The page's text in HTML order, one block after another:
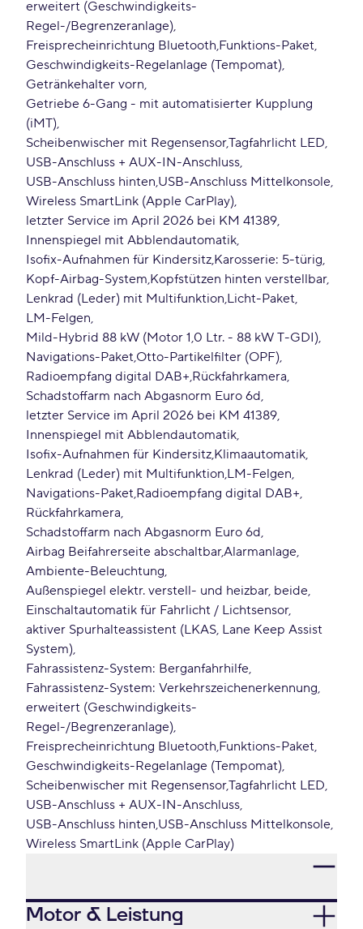
erweitert (Geschwindigkeits-
Regel-/Begrenzeranlage)
Freisprecheinrichtung Bluetooth Funktions-Paket
Geschwindigkeits-Regelanlage (Tempomat)
Getränkehalter vorn
Getriebe 6-Gang - mit automatisierter Kupplung
(iMT)
Scheibenwischer mit RegensensorTagfahrlicht LED
USB-Anschluss + AUX-IN-Anschluss
USB-Anschluss hinten USB-Anschluss Mittelkonsole
Wireless SmartLink (Apple CarPlay)
letzter Service im April 2026 bei KM 41389
Innenspiegel mit Abblendautomatik
Isofix-Aufnahmen für Kindersitz Karosserie: 5-türig
Kopf-Airbag-System Kopfstützen hinten verstellbar
Lenkrad (Leder) mit Multifunktion Licht-Paket
LM-Felgen
Mild-Hybrid 88 kW (Motor 1,0 Ltr. - 88 kW T-GDI)
Navigations-Paket Otto-Partikelfilter (OPF)
Radioempfang digital DAB+ Rückfahrkamera
Schadstoffarm nach Abgasnorm Euro 6d
letzter Service im April 2026 bei KM 41389
Innenspiegel mit Abblendautomatik
Isofix-Aufnahmen für Kindersitz Klimaautomatik
Lenkrad (Leder) mit Multifunktion LM-Felgen
Navigations-Paket Radioempfang digital DAB+
Rückfahrkamera
Schadstoffarm nach Abgasnorm Euro 6d
Airbag Beifahrerseite abschaltbarAlarmanlage
Ambiente-Beleuchtung
Außenspiegel elektr. verstell- und heizbar, beide
Einschaltautomatik für Fahrlicht / Lichtsensor
aktiver Spurhalteassistent (LKAS, Lane Keep Assist
System)
Fahrassistenz-System: Berganfahrhilfe
Fahrassistenz-System: Verkehrszeichenerkennung,
erweitert (Geschwindigkeits-
Regel-/Begrenzeranlage)
Freisprecheinrichtung Bluetooth Funktions-Paket
Geschwindigkeits-Regelanlage (Tempomat)
Scheibenwischer mit RegensensorTagfahrlicht LED
USB-Anschluss + AUX-IN-Anschluss
USB-Anschluss hinten USB-Anschluss Mittelkonsole
Wireless SmartLink (Apple CarPlay)
Motor & Leistung